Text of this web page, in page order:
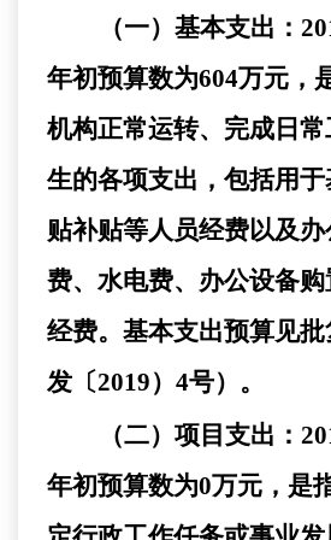
（一）基本支出：
年初预算数为604万元，
机构正常运转、完成日
生的各项支出，包括用
贴补贴等人员经费以及办
费、水电费、办公设备购
经费。基本支出预算见
发〔2019）4号）。
（二）项目支出：
年初预算数为0万元，是